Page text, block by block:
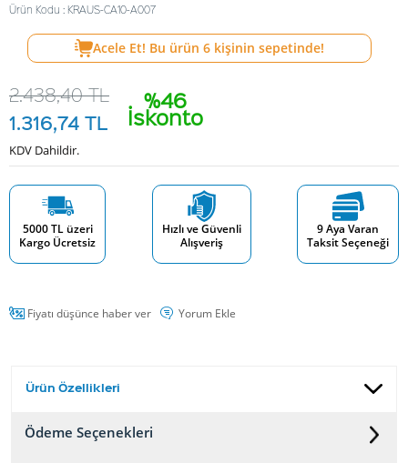
Ürün Kodu : KRAUS-CA10-A007
Acele Et! Bu ürün 6 kişinin sepetinde!
%46
İskonto
2.438,40TL
1.316,74 TL
KDV Dahildir.
5000 TL üzeri
Kargo Ücretsiz
Hızlı ve Güvenli
Alışveriş
9 Aya Varan
Taksit Seçeneği
Fiyatı düşünce haber ver Yorum Ekle
Ürün Özellikleri
Ödeme Seçenekleri